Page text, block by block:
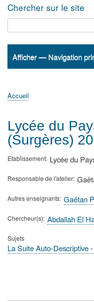
Chercher sur le site
Navigation
Afficher — Navigation
Accueil
ActualitésMATh.en.JEANS ?
Régions et Ateliers
Créer, gérer un atelier
Sujets/Publications
Congrès
d'Ariane
Accueil
Lycée du
(Surgères)
Etablissement Lycée du
Responsable de l'atelier
Autres enseignants Gaëtan
Chercheur(s) Abdallah El
Sujets
La Suite Auto-Descriptive